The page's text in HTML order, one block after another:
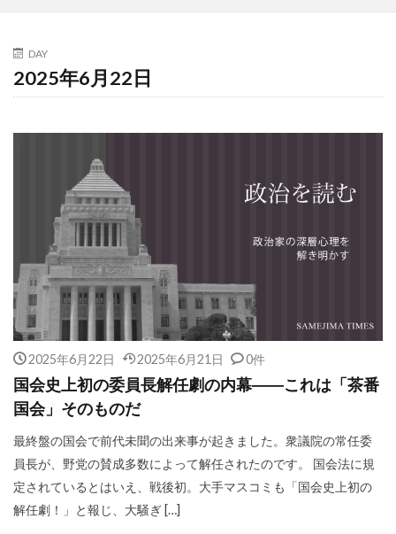
DAY
2025年6月22日
2025年6月22日 2025年6月21日 0件
国会史上初の委員長解任劇の内幕――これは「茶番
国会」そのものだ
最終盤の国会で前代未聞の出来事が起きました。衆議院の常任委
員長が、野党の賛成多数によって解任されたのです。 国会法に規
定されているとはいえ、戦後初。大手マスコミも「国会史上初の
解任劇！」と報じ、大騒ぎ […]